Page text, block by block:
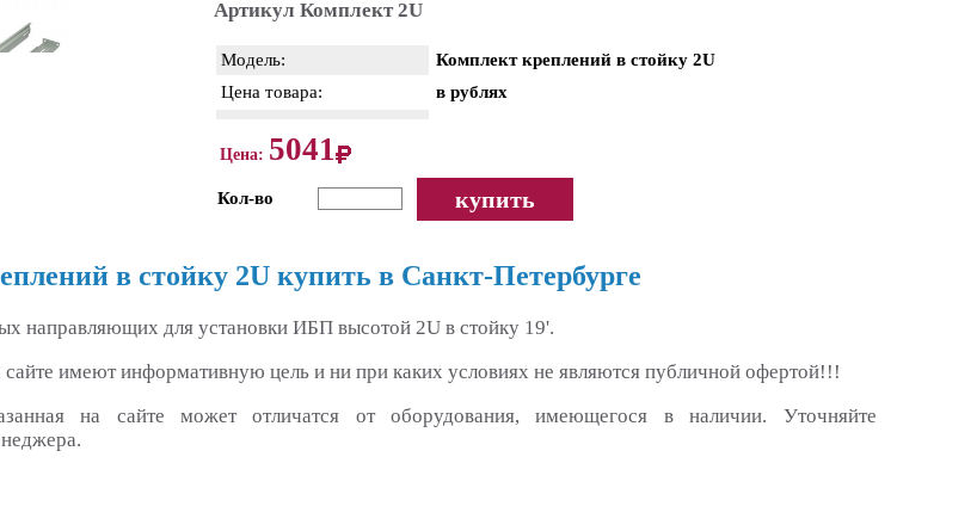
Артикул Комплект 2U
Модель:
Комплект креплений в стойку 2U
Цена товара:
в рублях
Цена: 5041
Кол-во купить
в стойку 2U купить в Санкт-Петербурге
направляющих для установки ИБП высотой 2U в стойку 19'.
имеют информативную цель и ни при каких условиях не являются публичной офертой!!!
на сайте может отличатся от оборудования, имеющегося в наличии. Уточняйте